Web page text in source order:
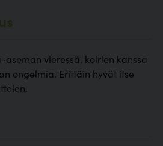
vieressä, koirien kanssa
ongelmia. Erittäin hyvät itse